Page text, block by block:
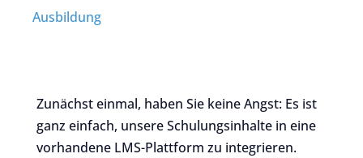
Ausbildung
Zunächst einmal, haben Sie keine Angst: Es ist
ganz einfach, unsere Schulungsinhalte in eine
vorhandene LMS-Plattform zu integrieren.